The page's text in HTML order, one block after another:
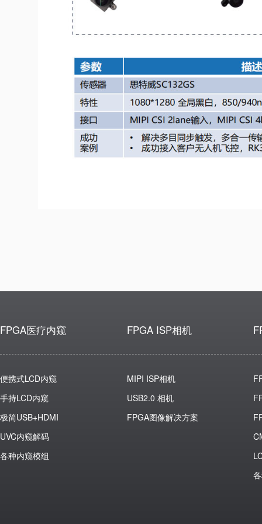
FPGA医疗内窥
便携式LCD内窥
手持LCD内窥
极简USB+HDMI
UVC内窥解码
各种内窥模组
FPGA ISP相机
MIPI ISP相机
USB2.0 相机
FPGA图像解决方案